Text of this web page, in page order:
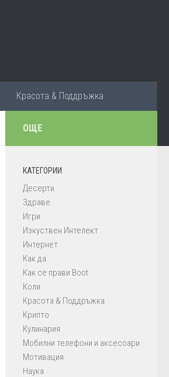
Красота & Поддръжка
ОЩЕ
КАТЕГОРИИ
Десерти
Здраве
Игри
Изкуствен Интелект
Интернет
Как да
Как се прави Boot
Коли
Красота & Поддръжка
Крипто
Кулинария
Мобилни телефони и аксесоари
Мотивация
Наука